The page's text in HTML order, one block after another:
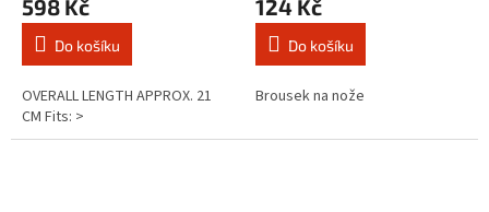
598 Kč
Do košíku
OVERALL LENGTH APPROX. 21
CM Fits: >
124 Kč
Do košíku
Brousek na nože